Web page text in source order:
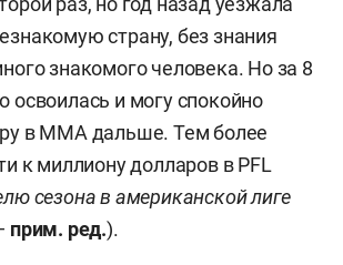
страну, без знания
знакомого человека. Но за 8
освоилась и могу спокойно
в ММА дальше. Тем более
к миллиону долларов в PFL
сезона в американской лиге
прим. ред.).